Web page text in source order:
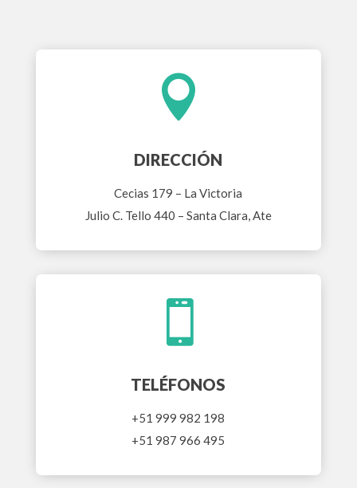

DIRECCIÓN
Cecias 179 – La Victoria
Julio C. Tello 440 – Santa Clara, Ate

TELÉFONOS
+51 999 982 198
+51 987 966 495